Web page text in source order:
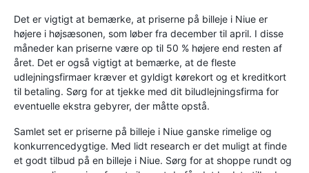
Det er vigtigt at bemærke, at priserne på billeje i Niue er
højere i højsæsonen, som løber fra december til april. I disse
måneder kan priserne være op til 50 % højere end resten af ​​
året. Det er også vigtigt at bemærke, at de fleste
udlejningsfirmaer kræver et gyldigt kørekort og et kreditkort
til betaling. Sørg for at tjekke med dit biludlejningsfirma for
eventuelle ekstra gebyrer, der måtte opstå.
Samlet set er priserne på billeje i Niue ganske rimelige og
konkurrencedygtige. Med lidt research er det muligt at finde
et godt tilbud på en billeje i Niue. Sørg for at shoppe rundt og